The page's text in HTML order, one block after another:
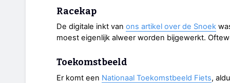
Racekap
De digitale inkt van ons artikel over de Snoek
moest eigenlijk alweer worden bijgewerkt.
Toekomstbeeld
Er komt een Nationaal Toekomstbeeld Fiets,